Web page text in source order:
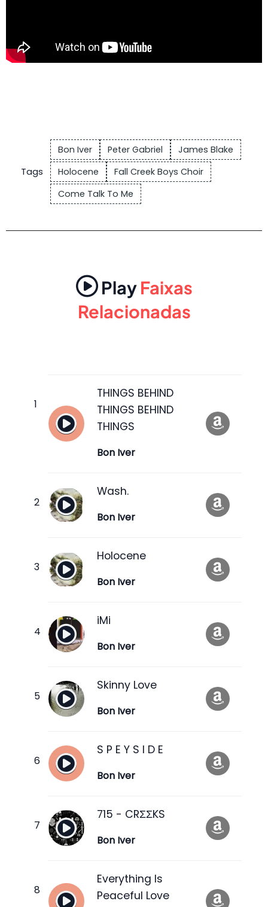
Tags
Bon Iver Peter Gabriel
James Blake
Holocene
Fall Creek Boys Choir
Come Talk To Me
PlayFaixas
Relacionadas
THINGS BEHIND
THINGS BEHIND
THINGS
Bon Iver
Wash.
Bon Iver
Holocene
Bon Iver
iMi
Bon Iver
Skinny Love
Bon Iver
S P E Y S I D E
Bon Iver
715 - CRΣΣKS
Bon Iver
Everything Is
Peaceful Love